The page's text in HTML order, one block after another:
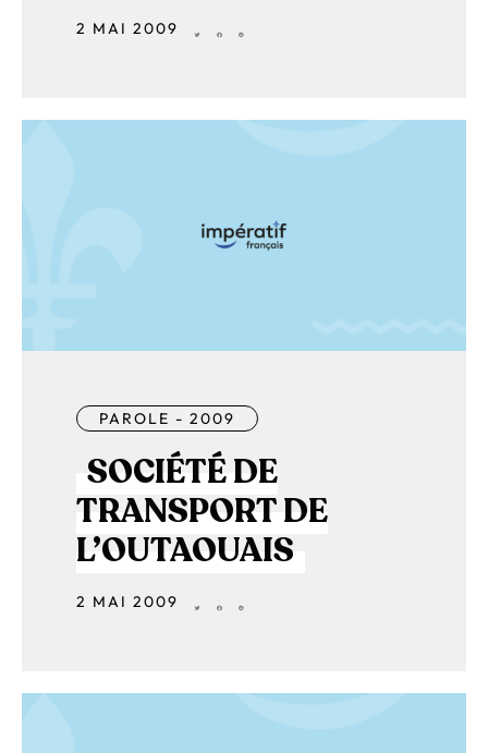
2 MAI 2009
PAROLE - 2009
SOCIÉTÉ DE
TRANSPORT DE
L’OUTAOUAIS
2 MAI 2009